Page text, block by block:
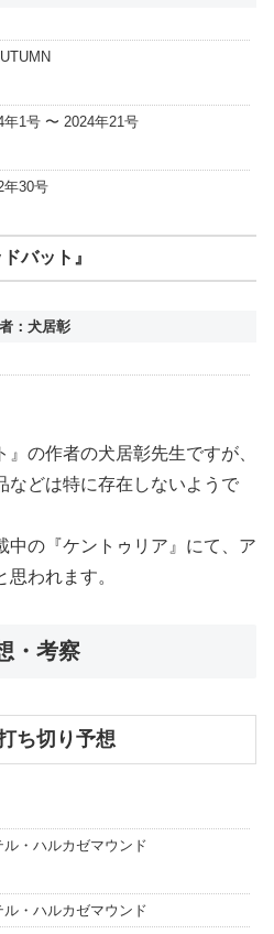
1号 〜 2024年21号
年30号
バット』
：犬居彰
』の作者の犬居彰先生ですが、
などは特に存在しないようで
中の『ケントゥリア』にて、ア
われます。
・考察
ち切り予想
ル・ハルカゼマウンド
ル・ハルカゼマウンド